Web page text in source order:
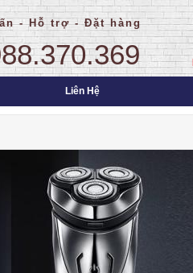
- Hỗ trợ - Đặt hàng
Liên Hệ
12 tháng